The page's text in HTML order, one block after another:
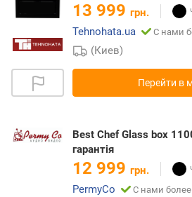
13 999 грн.
Tehnohata.ua
С нами
(Киев)
Перейти в
Best Chef Glass box
гарантія
12 999 грн.
PermyCo
С нами более